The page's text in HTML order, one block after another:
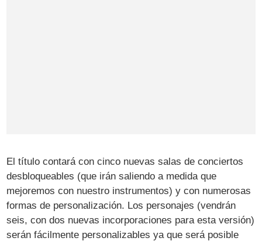
El título contará con cinco nuevas salas de conciertos
desbloqueables (que irán saliendo a medida que
mejoremos con nuestro instrumentos) y con numerosas
formas de personalización. Los personajes (vendrán
seis, con dos nuevas incorporaciones para esta versión)
serán fácilmente personalizables ya que será posible